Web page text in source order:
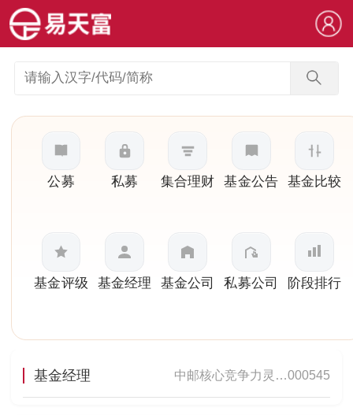
公募 私募 集合理财 基金公告 基金比较
基金评级 基金经理 基金公司 私募公司 阶段排行
基金经理 中邮核心竞争力灵…000545